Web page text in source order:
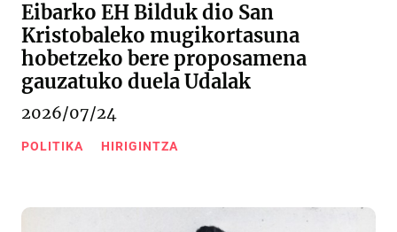
Eibarko EH Bilduk dio San
Kristobaleko mugikortasuna
hobetzeko bere proposamena
gauzatuko duela Udalak
2026/07/24
POLITIKA HIRIGINTZA